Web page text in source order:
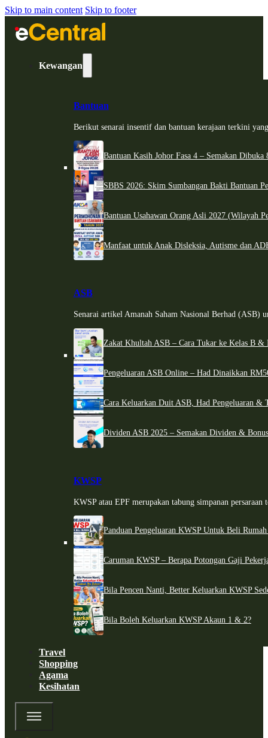
Skip to main content Skip to footer
Kewangan
Bantuan
Berikut senarai insentif dan bantuan kerajaan terkini
Bantuan Kasih Johor Fasa 4 – Semakan
SBBS 2026: Skim Sumbangan Bakti Bantuan
Bantuan Usahawan Orang Asli 2027 (Wilayah
Manfaat untuk Anak Disleksia, Autisme dan
ASB
Senarai artikel Amanah Saham Nasional Berhad (ASB)
Zakat Khultah ASB – Cara Tukar ke Kelas B &
Pengeluaran ASB Online – Had Dinaikkan
Cara Keluarkan Duit ASB, Had Pengeluaran &
Dividen ASB 2025 – Semakan Dividen &
KWSP
KWSP atau EPF merupakan tabung simpanan persaraan
Panduan Pengeluaran KWSP Untuk Beli
Caruman KWSP – Berapa Potongan Gaji
Bila Pencen Nanti, Better Keluarkan KWSP
Bila Boleh Keluarkan KWSP Akaun 1 & 2?
Travel
Shopping
Agama
Kesihatan